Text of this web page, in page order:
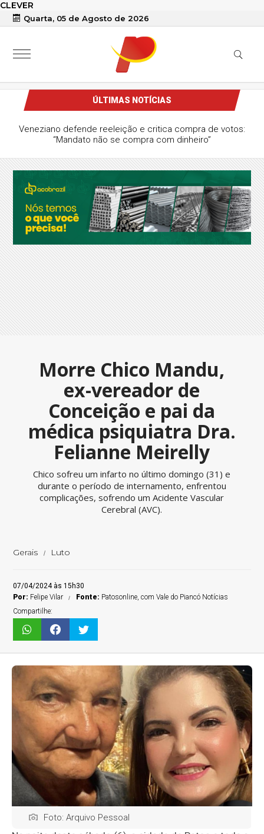
CLEVER
Quarta, 05 de Agosto de 2026
ÚLTIMAS NOTÍCIAS
Veneziano defende reeleição e critica compra de votos:
“Mandato não se compra com dinheiro”
Morre Chico Mandu,
ex-vereador de
Conceição e pai da
médica psiquiatra Dra.
Felianne Meirelly
Chico sofreu um infarto no último domingo (31) e
durante o período de internamento, enfrentou
complicações, sofrendo um Acidente Vascular
Cerebral (AVC).
Gerais Luto
07/04/2024 às 15h30
Por: Felipe Vilar Fonte: Patosonline, com Vale do Piancó Notícias
Compartilhe:
Foto: Arquivo Pessoal